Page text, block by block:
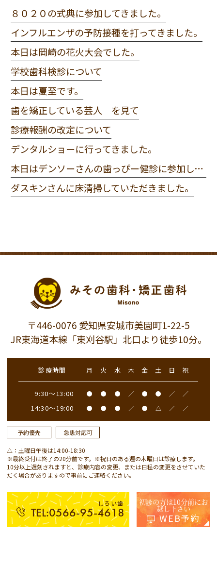
８０２０の式典に参加してきました。
インフルエンザの予防接種を打ってきました。
本日は岡崎の花火大会でした。
学校歯科検診について
本日は夏至です。
歯を矯正している芸人 を見て
診療報酬の改定について
デンタルショーに行ってきました。
本日はデンソーさんの歯っぴー健診に参加してきました。
ダスキンさんに床清掃していただきました。
〒446-0076 愛知県安城市美園町1-22-5
JR東海道本線「東刈谷駅」北口より徒歩10分。
診療時間 月 火 水 木 金 土 日 祝
9:30～13:00 ● ● ● ／ ● ● ／ ／
14:30～19:00 ● ● ● ／ ● △ ／ ／
予約優先 急患対応可
△：土曜日午後は14:00-18:30
※最終受付は終了の20分前です。※祝日のある週の木曜日は診療します。
10分以上遅刻されますと、診療内容の変更、または日程の変更をさせていた
だく場合がありますので事前にご連絡ください。
しろい歯
TEL:0566-95-4618
初診の方は10分前にお
越し下さい
WEB予約